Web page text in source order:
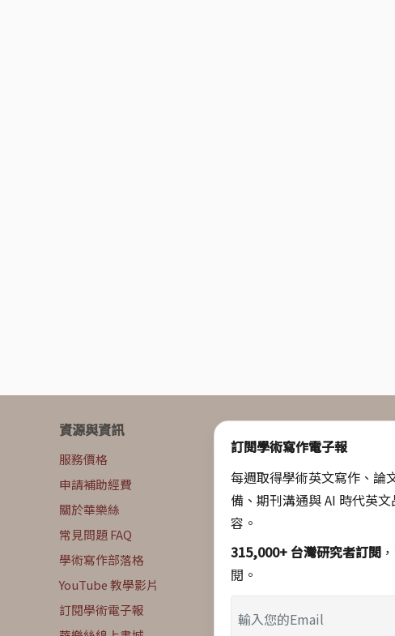
資源與資訊
服務價格
申請補助經費
關於華樂絲
常見問題 FAQ
學術寫作部落格
YouTube 教學影片
訂閱學術電子報
訂閱學術寫作電子報
每週取得學術英文寫作、論
備、期刊溝通與 AI 時代英
容。
315,000+ 台灣研究者訂閱
閱。